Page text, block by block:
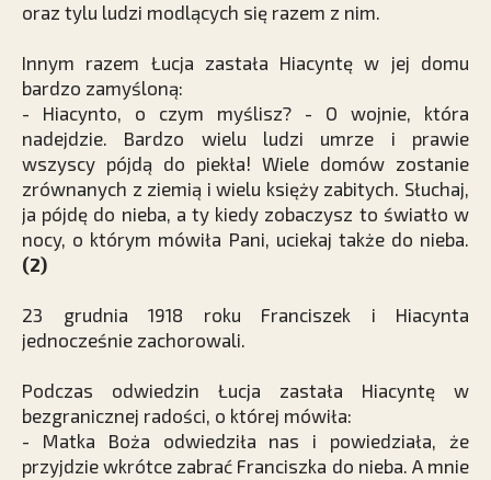
oraz tylu ludzi modlących się razem z nim.
Innym razem Łucja zastała Hiacyntę w jej domu
bardzo zamyśloną:
- Hiacynto, o czym myślisz? - O wojnie, która
nadejdzie. Bardzo wielu ludzi umrze i prawie
wszyscy pójdą do piekła! Wiele domów zostanie
zrównanych z ziemią i wielu księży zabitych. Słuchaj,
ja pójdę do nieba, a ty kiedy zobaczysz to światło w
nocy, o którym mówiła Pani, uciekaj także do nieba.
(2)
23 grudnia 1918 roku Franciszek i Hiacynta
jednocześnie zachorowali.
Podczas odwiedzin Łucja zastała Hiacyntę w
bezgranicznej radości, o której mówiła:
- Matka Boża odwiedziła nas i powiedziała, że
przyjdzie wkrótce zabrać Franciszka do nieba. A mnie